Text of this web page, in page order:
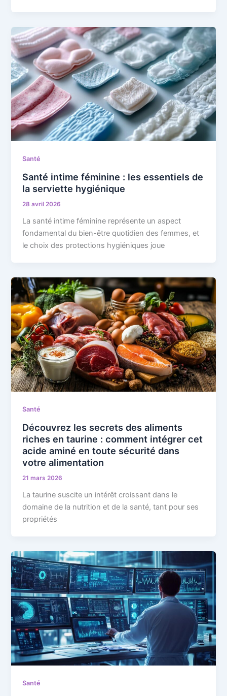
Santé
Santé intime féminine : les essentiels de
la serviette hygiénique
28 avril 2026
La santé intime féminine représente un aspect
fondamental du bien-être quotidien des femmes, et
le choix des protections hygiéniques joue
Santé
Découvrez les secrets des aliments
riches en taurine : comment intégrer cet
acide aminé en toute sécurité dans
votre alimentation
21 mars 2026
La taurine suscite un intérêt croissant dans le
domaine de la nutrition et de la santé, tant pour ses
propriétés
Santé